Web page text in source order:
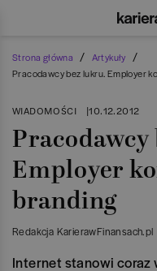
Strona główna / Artykuły /
Pracodawcy bez lukru. Employer
WIADOMOŚCI |10.12.2012
Employer
branding
Redakcja KarierawFinansach.pl
Internet stanowi coraz